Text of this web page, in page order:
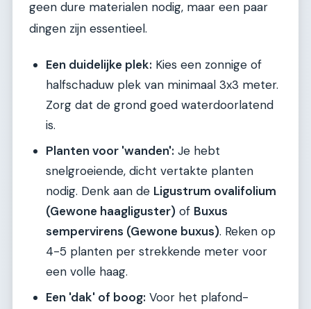
geen dure materialen nodig, maar een paar
dingen zijn essentieel.
Een duidelijke plek: Kies een zonnige of
halfschaduw plek van minimaal 3x3 meter.
Zorg dat de grond goed waterdoorlatend
is.
Planten voor 'wanden': Je hebt
snelgroeiende, dicht vertakte planten
nodig. Denk aan de Ligustrum ovalifolium
(Gewone haagliguster) of Buxus
sempervirens (Gewone buxus). Reken op
4-5 planten per strekkende meter voor
een volle haag.
Een 'dak' of boog: Voor het plafond-